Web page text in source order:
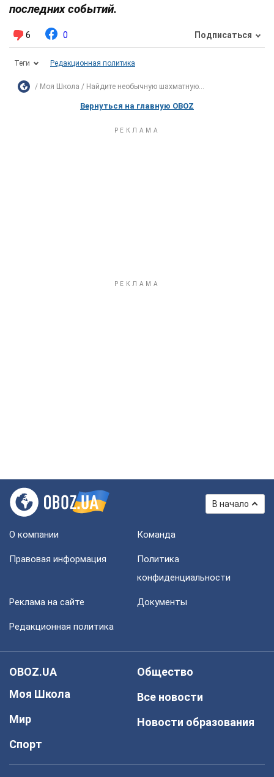
последних событий.
6 0 Подписаться
Теги Редакционная политика
Моя Школа Найдите необычную шахматную...
Вернуться на главную OBOZ
В начало
О компании Команда
Правовая информация
Политика
конфиденциальности
Реклама на сайте Документы
Редакционная политика
OBOZ.UA
Моя Школа
Мир
Спорт
Общество
Все новости
Новости образования